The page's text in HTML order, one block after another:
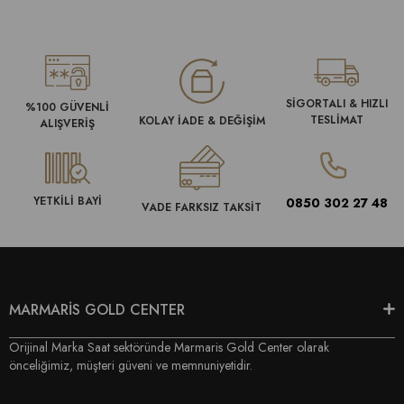
%100 GÜVENLİ
ALIŞVERİŞ
KOLAY İADE & DEĞİŞİM
SİGORTALI & HIZLI
TESLİMAT
YETKİLİ BAYİ VADE FARKSIZ TAKSİT 0850 302 27 48
MARMARİS GOLD CENTER
Orijinal Marka Saat sektöründe Marmaris Gold Center olarak
önceliğimiz, müşteri güveni ve memnuniyetidir.